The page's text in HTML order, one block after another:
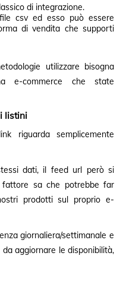
di integrazione.
csv ed esso può essere
di vendita che supporti
utilizzare bisogna
e-commerce che state
listini
riguarda semplicemente
dati, il feed url però si
sa che potrebbe far
prodotti sul proprio e-
giornaliera/settimanale e
aggiornare le disponibilità,